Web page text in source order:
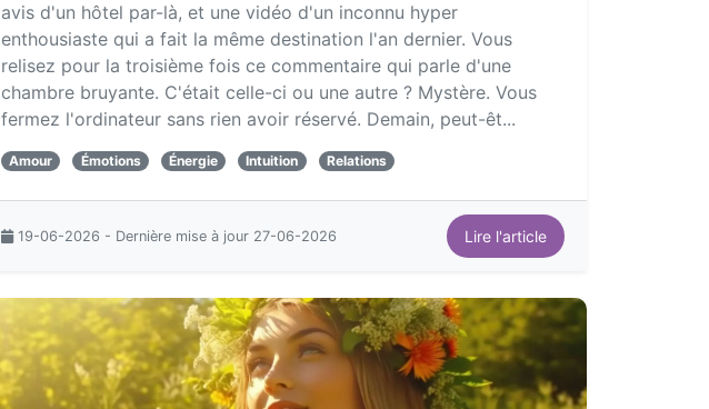
avis d'un hôtel par-là, et une vidéo d'un inconnu hyper
enthousiaste qui a fait la même destination l'an dernier. Vous
relisez pour la troisième fois ce commentaire qui parle d'une
chambre bruyante. C'était celle-ci ou une autre ? Mystère. Vous
fermez l'ordinateur sans rien avoir réservé. Demain, peut-êt...
Amour Émotions Énergie Intuition Relations
19-06-2026 - Dernière mise à jour 27-06-2026 Lire l'article